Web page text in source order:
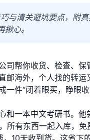
与清关避坑要点，附
心。
帮你收货、检查、保
邮海外，个人找的转运
件“闭着眼买，睁眼收
和一本中文考研书。他
所有东西一起入库，免
10天收到货。这省下